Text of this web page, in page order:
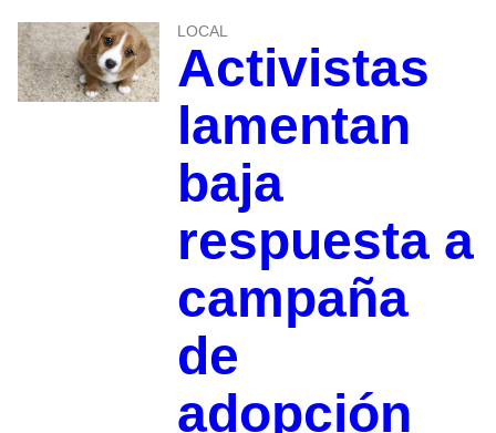
LOCAL
Activistas
lamentan
baja
respuesta a
campaña
de
adopción